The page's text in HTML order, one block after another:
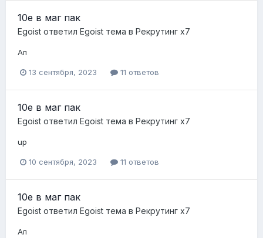
10е в маг пак
Egoist ответил Egoist тема в Рекрутинг х7
Ап
13 сентября, 2023 11 ответов
10е в маг пак
Egoist ответил Egoist тема в Рекрутинг х7
up
10 сентября, 2023 11 ответов
10е в маг пак
Egoist ответил Egoist тема в Рекрутинг х7
Ап